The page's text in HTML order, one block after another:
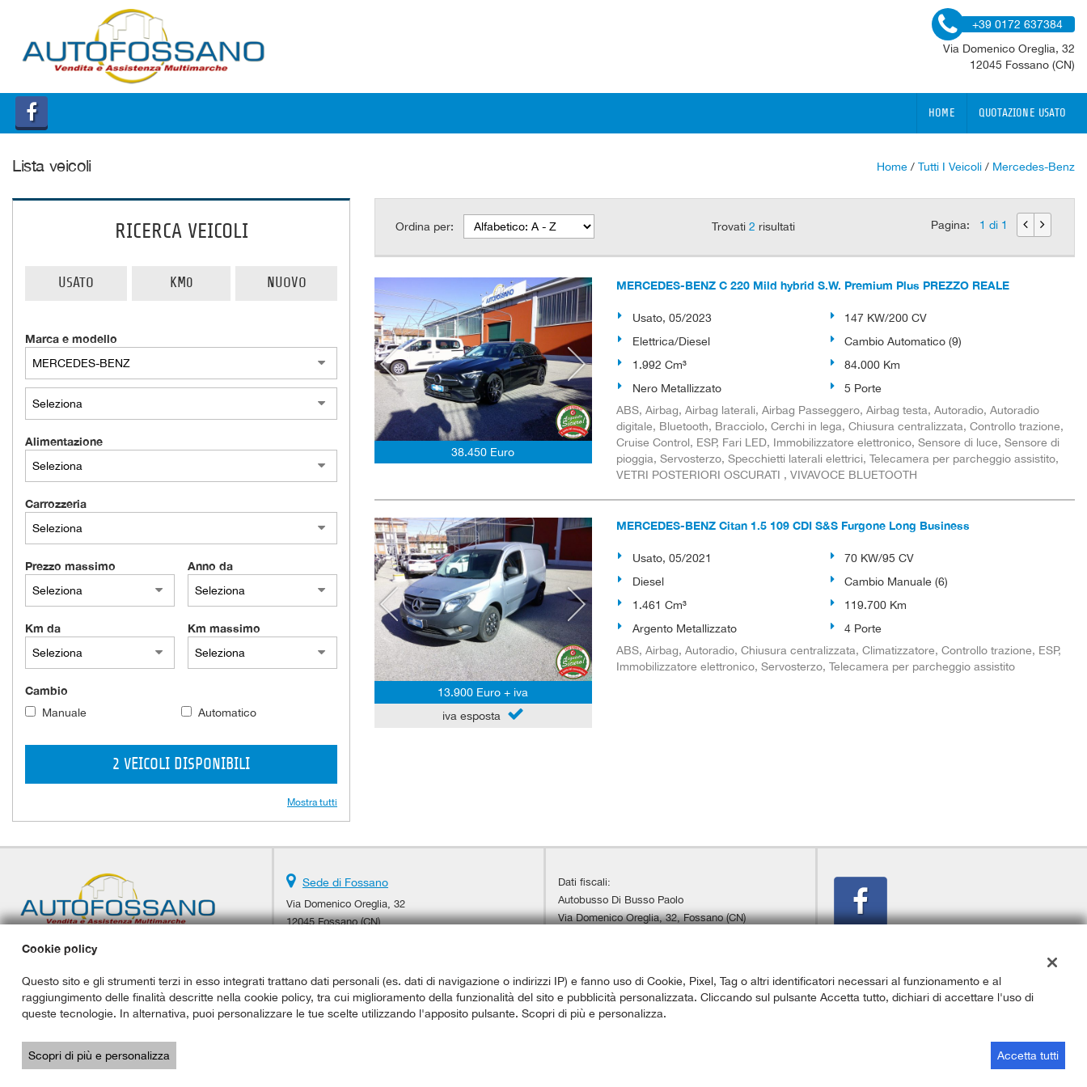
QUOTAZIONE USATO
+39 0172 637384
Via Domenico Oreglia, 32
12045 Fossano (CN)
HOME QUOTAZIONE USATO
Lista veicoli Home / Tutti I Veicoli / Mercedes-Benz
RICERCA VEICOLI
USATO KM0 NUOVO
Marca e modello
Alimentazione
Carrozzeria
Prezzo massimo Anno da
Km da Km massimo
Cambio
Manuale Automatico
2 VEICOLI DISPONIBILI
Mostra tutti
Ordina per: Trovati 2 risultati Pagina: 1 di 1
38.450 Euro
MERCEDES-BENZ C 220 Mild hybrid S.W. Premium Plus PREZZO REALE
Usato, 05/2023
147 KW/200 CV
Elettrica/Diesel
Cambio Automatico (9)
1.992 Cm³
84.000 Km
Nero Metallizzato
5 Porte
ABS, Airbag, Airbag laterali, Airbag Passeggero, Airbag testa, Autoradio, Autoradio
digitale, Bluetooth, Bracciolo, Cerchi in lega, Chiusura centralizzata, Controllo trazione,
Cruise Control, ESP, Fari LED, Immobilizzatore elettronico, Sensore di luce, Sensore di
pioggia, Servosterzo, Specchietti laterali elettrici, Telecamera per parcheggio assistito,
VETRI POSTERIORI OSCURATI , VIVAVOCE BLUETOOTH
13.900 Euro + iva
iva esposta
MERCEDES-BENZ Citan 1.5 109 CDI S&S Furgone Long Business
Usato, 05/2021
70 KW/95 CV
Diesel
Cambio Manuale (6)
1.461 Cm³
119.700 Km
Argento Metallizzato
4 Porte
ABS, Airbag, Autoradio, Chiusura centralizzata, Climatizzatore, Controllo trazione, ESP,
Immobilizzatore elettronico, Servosterzo, Telecamera per parcheggio assistito
Sede di Fossano
Via Domenico Oreglia, 32
12045 Fossano (CN)
+39 0172 631844
Email:
vendita@autofossano.it
Indicazioni stradali
Dati fiscali:
Autobusso Di Busso Paolo
Via Domenico Oreglia, 32, Fossano (CN)
Copyright © 2026 GestionaleAuto.com S.r.l., Tutti i diritti riservati - GestionaleAuto.com
Cookie policy
Questo sito e gli strumenti terzi in esso integrati trattano dati personali (es. dati di navigazione o indirizzi IP) e fanno uso di Cookie, Pixel, Tag o altri identificatori necessari al funzionamento e al
raggiungimento delle finalità descritte nella cookie policy, tra cui miglioramento della funzionalità del sito e pubblicità personalizzata. Cliccando sul pulsante Accetta tutto, dichiari di accettare l'uso di
queste tecnologie. In alternativa, puoi personalizzare le tue scelte utilizzando l'apposito pulsante. Scopri di più e personalizza.
Scopri di più e personalizza Accetta tutti